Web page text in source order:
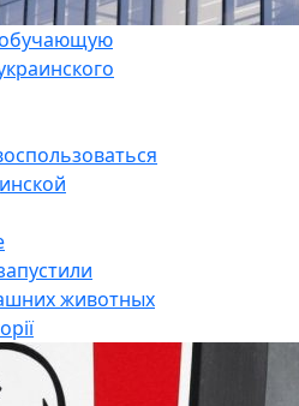
обучающую
животных